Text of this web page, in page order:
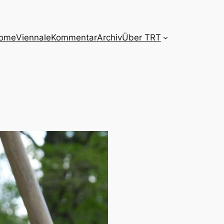
ViennaleKommentarArchivÜber TRT